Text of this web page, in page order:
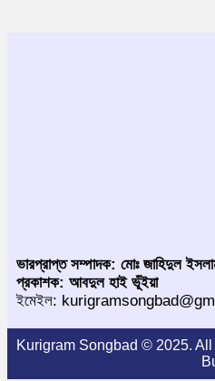
ভারপ্রাপ্ত সম্পাদক: মোঃ জাহিদুল
প্রকাশক: আবদুল হাই ভূঁইয়া
ইমেইল:
Kurigram Songbad © 2025.